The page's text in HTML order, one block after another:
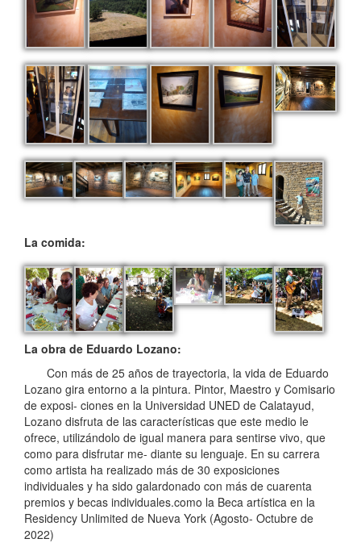
La comida:
La obra de Eduardo Lozano:
Con más de 25 años de trayectoria, la vida de Eduardo
Lozano gira entorno a la pintura. Pintor, Maestro y Comisario
de exposi- ciones en la Universidad UNED de Calatayud,
Lozano disfruta de las características que este medio le
ofrece, utilizándolo de igual manera para sentirse vivo, que
como para disfrutar me- diante su lenguaje. En su carrera
como artista ha realizado más de 30 exposiciones
individuales y ha sido galardonado con más de cuarenta
premios y becas individuales.como la Beca artística en la
Residency Unlimited de Nueva York (Agosto- Octubre de
2022)